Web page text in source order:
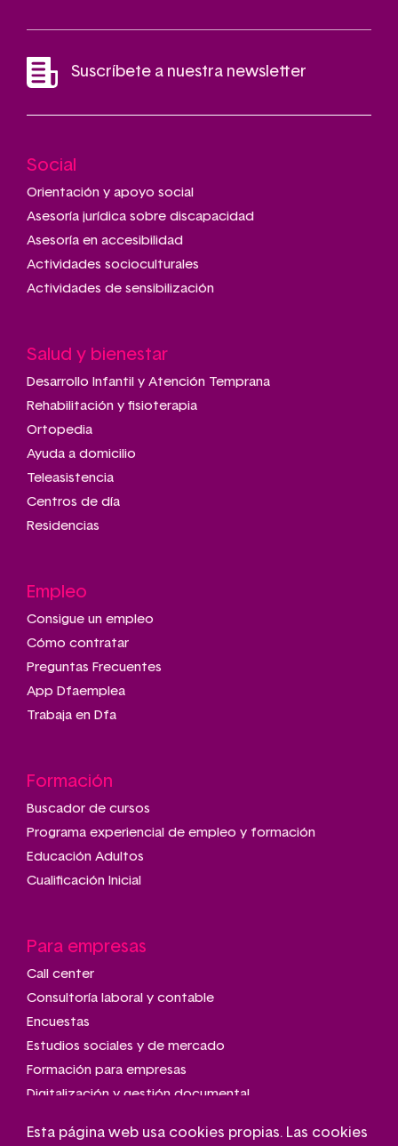
Suscríbete a nuestra newsletter
Main
navigation
Social
Orientación y apoyo social
Asesoría jurídica sobre discapacidad
Asesoría en accesibilidad
Actividades socioculturales
Actividades de sensibilización
Salud y bienestar
Desarrollo Infantil y Atención Temprana
Rehabilitación y fisioterapia
Ortopedia
Ayuda a domicilio
Teleasistencia
Centros de día
Residencias
Empleo
Consigue un empleo
Cómo contratar
Preguntas Frecuentes
App Dfaemplea
Trabaja en Dfa
Formación
Buscador de cursos
Programa experiencial de empleo y formación
Educación Adultos
Cualificación Inicial
Para empresas
Call center
Consultoría laboral y contable
Encuestas
Estudios sociales y de mercado
Formación para empresas
Digitalización y gestión documental
Transporte adaptado
Esta página web usa cookies propias. Las cookies